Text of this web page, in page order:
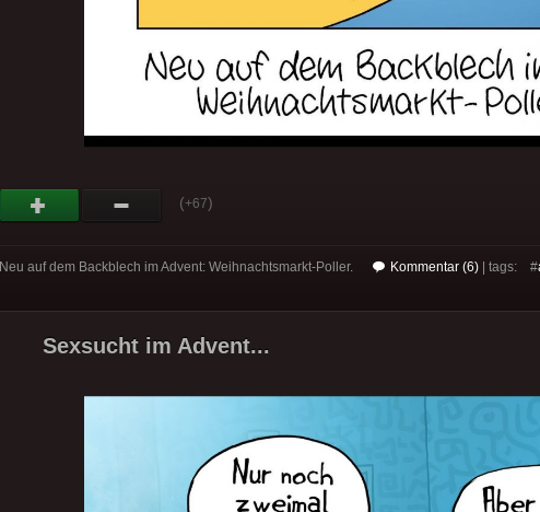
(+67)
Neu auf dem Backblech im Advent: Weihnachtsmarkt-Poller. Kommentar (6) | tags: #
Sexsucht im Advent...